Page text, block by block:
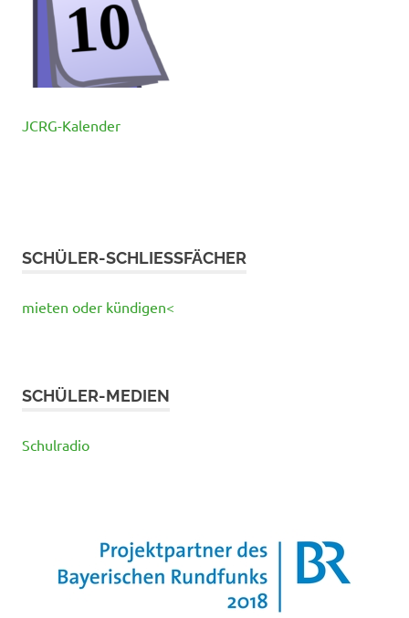
JCRG-Kalender
SCHÜLER-SCHLIESSFÄCHER
mieten oder kündigen<
SCHÜLER-MEDIEN
Schulradio